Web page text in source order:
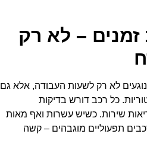
זמנים – לא רק
לא רק לשעות העבודה, אלא גם
כל רכב דורש בדיקות
שירות. כשיש עשרות ואף מאות
תפעוליים מוגבהים – קשה